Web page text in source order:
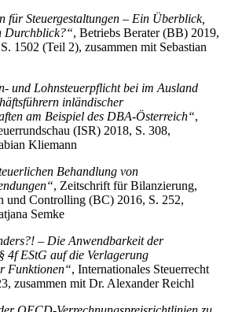
für Steuergestaltungen – Ein Überblick,
Durchblick?“, Betriebs Berater (BB) 2019,
1502 (Teil 2), zusammen mit Sebastian
und Lohnsteuerpflicht bei im Ausland
inländischer
am Beispiel des DBA-Österreich“,
(ISR) 2018, S. 308,
Kliemann
Behandlung von
, Zeitschrift für Bilanzierung,
und Controlling (BC) 2016, S. 252,
Semke
– Die Anwendbarkeit der
4f EStG auf die Verlagerung
Funktionen“, Internationales Steuerrecht
zusammen mit Dr. Alexander Reichl